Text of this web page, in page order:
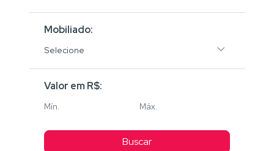
Mobiliado:
Selecione
Valor em R$:
Buscar